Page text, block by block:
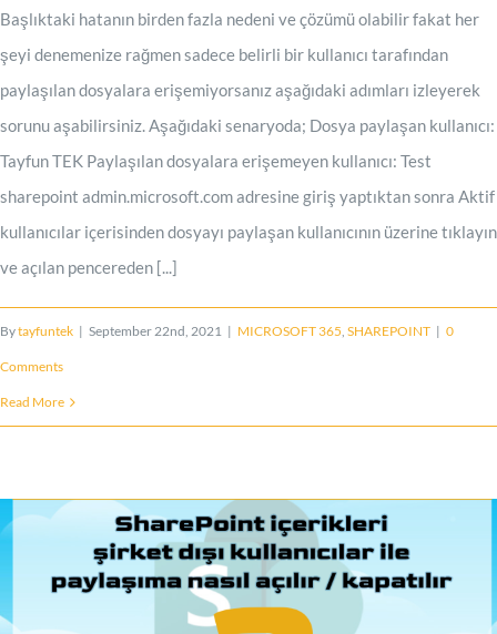
Başlıktaki hatanın birden fazla nedeni ve çözümü olabilir fakat her
şeyi denemenize rağmen sadece belirli bir kullanıcı tarafından
paylaşılan dosyalara erişemiyorsanız aşağıdaki adımları izleyerek
sorunu aşabilirsiniz. Aşağıdaki senaryoda; Dosya paylaşan kullanıcı:
Tayfun TEK Paylaşılan dosyalara erişemeyen kullanıcı: Test
sharepoint admin.microsoft.com adresine giriş yaptıktan sonra Aktif
kullanıcılar içerisinden dosyayı paylaşan kullanıcının üzerine tıklayın
ve açılan pencereden [...]
Bytayfuntek | September 22nd, 2021 | MICROSOFT 365, SHAREPOINT | 0
Comments
Read More